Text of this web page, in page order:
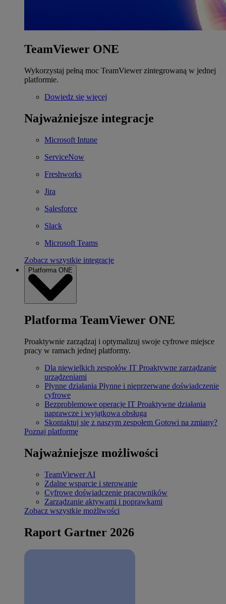
TeamViewer ONE
Wykorzystaj pełną moc TeamViewer zintegrowaną w jednej
platformie.
Dowiedz się więcej
Najważniejsze integracje
Microsoft Intune
ServiceNow
Freshworks
Jira
Salesforce
Slack
Microsoft Teams
Zobacz wszystkie integracje
Platforma ONE
Platforma TeamViewer ONE
Proaktywnie zarządzaj i optymalizuj swoje cyfrowe miejsce
pracy w ramach jednej platformy.
Dla niewielkich zespołów IT Proaktywne zarządzanie
urządzeniami
Płynne działania Płynne i nieprzerwane doświadczenie
cyfrowe
Bezproblemowe operacje IT Proaktywne działania
naprawcze i wyjątkowa obsługa
Skontaktuj się z naszym zespołem Gotowi na zmiany?
Poznaj platformę
Najważniejsze możliwości
TeamViewer AI
Zdalne wsparcie i sterowanie
Cyfrowe doświadczenie pracowników
Zarządzanie aktywami i poprawkami
Zobacz wszystkie możliwości
Raport Gartner 2026